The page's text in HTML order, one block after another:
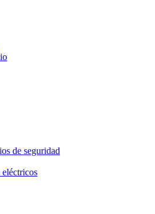
de seguridad
eléctricos